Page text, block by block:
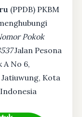
(PPDB) PKBM
Pokok
Jalan Pesona
A No 6,
Kota